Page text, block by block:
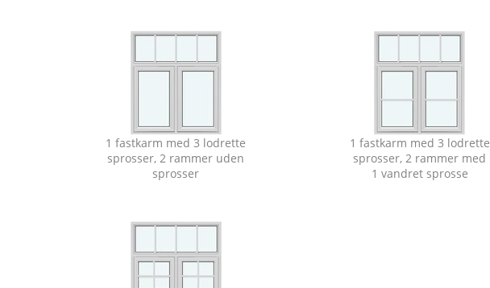
1 fastkarm med 3 lodrette
sprosser, 2 rammer uden
sprosser
1 fastkarm med 3 lodrette
sprosser, 2 rammer med
1 vandret sprosse